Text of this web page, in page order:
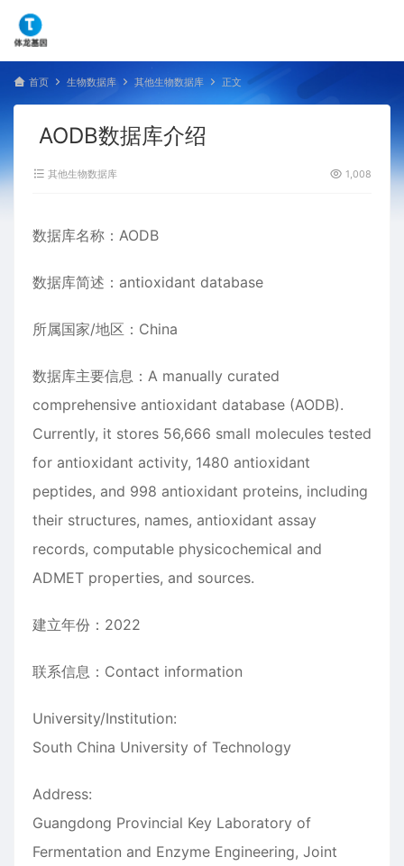
首页 生物数据库 其他生物数据库 正文
AODB数据库介绍
其他生物数据库 1,008
数据库名称：AODB
数据库简述：antioxidant database
所属国家/地区：China
数据库主要信息：A manually curated
comprehensive antioxidant database (AODB).
Currently, it stores 56,666 small molecules tested
for antioxidant activity, 1480 antioxidant
peptides, and 998 antioxidant proteins, including
their structures, names, antioxidant assay
records, computable physicochemical and
ADMET properties, and sources.
建立年份：2022
联系信息：Contact information
University/Institution:
South China University of Technology
Address:
Guangdong Provincial Key Laboratory of
Fermentation and Enzyme Engineering, Joint